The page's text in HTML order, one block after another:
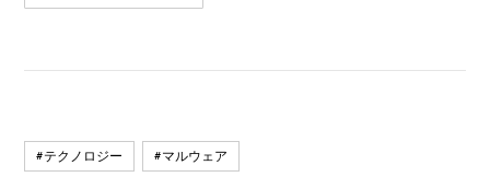
#テクノロジー #マルウェア